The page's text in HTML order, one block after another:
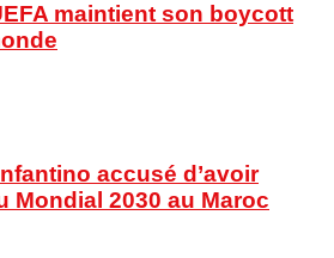
maintient son boycott
accusé d’avoir
Mondial 2030 au Maroc